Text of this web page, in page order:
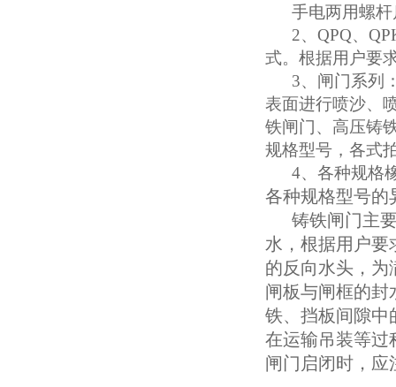
手电两用螺
2、 QPQ、
式。根据用户要
3、闸门系列
表面进行喷沙、
铁闸门、高压铸
规格型号，各式
4、各种规格
各种规格型号的
铸铁闸门主
水，根据用户要
的反向水头，为
闸板与闸框的封
铁、挡板间隙中
在运输吊装等过
闸门启闭时，应